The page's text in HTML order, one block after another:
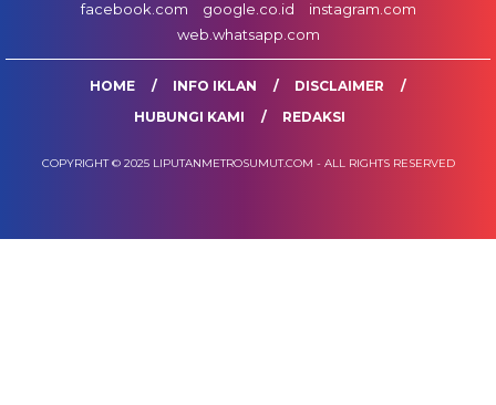
facebook.com
google.co.id
instagram.com
web.whatsapp.com
HOME INFO IKLAN
DISCLAIMER
HUBUNGI KAMI
REDAKSI
COPYRIGHT © 2025 LIPUTANMETROSUMUT.COM - ALL RIGHTS RESERVED